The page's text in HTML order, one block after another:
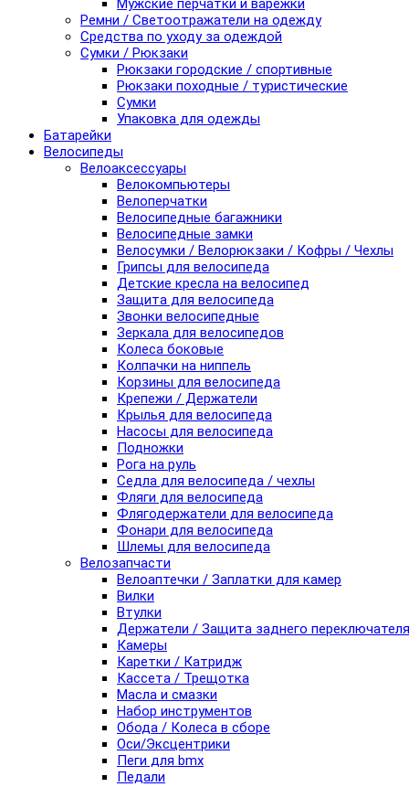
Мужские перчатки и варежки
Ремни / Светоотражатели на одежду
Средства по уходу за одеждой
Сумки / Рюкзаки
Рюкзаки городские / спортивные
Рюкзаки походные / туристические
Сумки
Упаковка для одежды
Батарейки
Велосипеды
Велоаксессуары
Велокомпьютеры
Велоперчатки
Велосипедные багажники
Велосипедные замки
Велосумки / Велорюкзаки / Кофры / Чехлы
Грипсы для велосипеда
Детские кресла на велосипед
Защита для велосипеда
Звонки велосипедные
Зеркала для велосипедов
Колеса боковые
Колпачки на ниппель
Корзины для велосипеда
Крепежи / Держатели
Крылья для велосипеда
Насосы для велосипеда
Подножки
Рога на руль
Седла для велосипеда / чехлы
Фляги для велосипеда
Флягодержатели для велосипеда
Фонари для велосипеда
Шлемы для велосипеда
Велозапчасти
Велоаптечки / Заплатки для камер
Вилки
Втулки
Держатели / Защита заднего переключателя
Камеры
Каретки / Катридж
Кассета / Трещотка
Масла и смазки
Набор инструментов
Обода / Колеса в сборе
Оси/Эксцентрики
Пеги для bmx
Педали